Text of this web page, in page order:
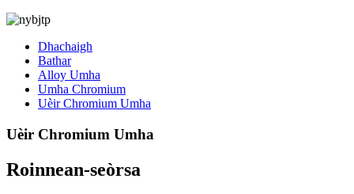
Dhachaigh
Bathar
Alloy Umha
Umha Chromium
Uèir Chromium Umha
Uèir Chromium Umha
Roinnean-seòrsa